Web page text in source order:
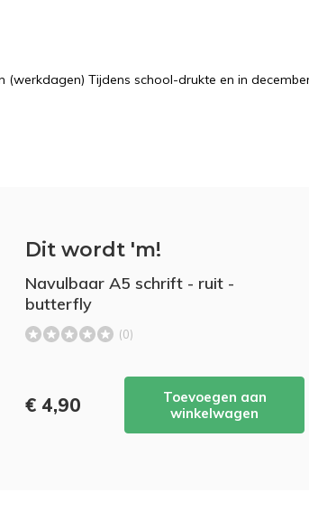
(werkdagen) Tijdens school-drukte en in
Dit wordt 'm!
Navulbaar A5 schrift - ruit -
butterfly
(0)
€ 4,90
Toevoegen aan
winkelwagen